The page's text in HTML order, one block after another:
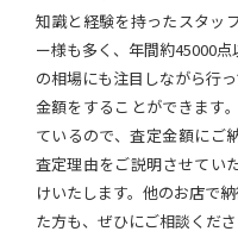
知識と経験を持ったスタッ
ー様も多く、年間約45000
の相場にも注目しながら行
金額をすることができます
ているので、査定金額にご
査定理由をご説明させてい
けいたします。他のお店で
た方も、ぜひにご相談くださ